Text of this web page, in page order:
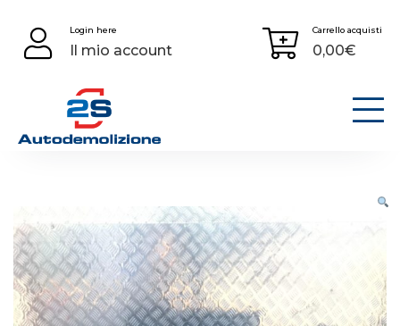
content
Login here
Il mio account
Carrello acquisti
0,00€